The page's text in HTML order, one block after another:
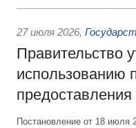
27 июля 2026,
Правительство
использованию
Постановление от 18 июля